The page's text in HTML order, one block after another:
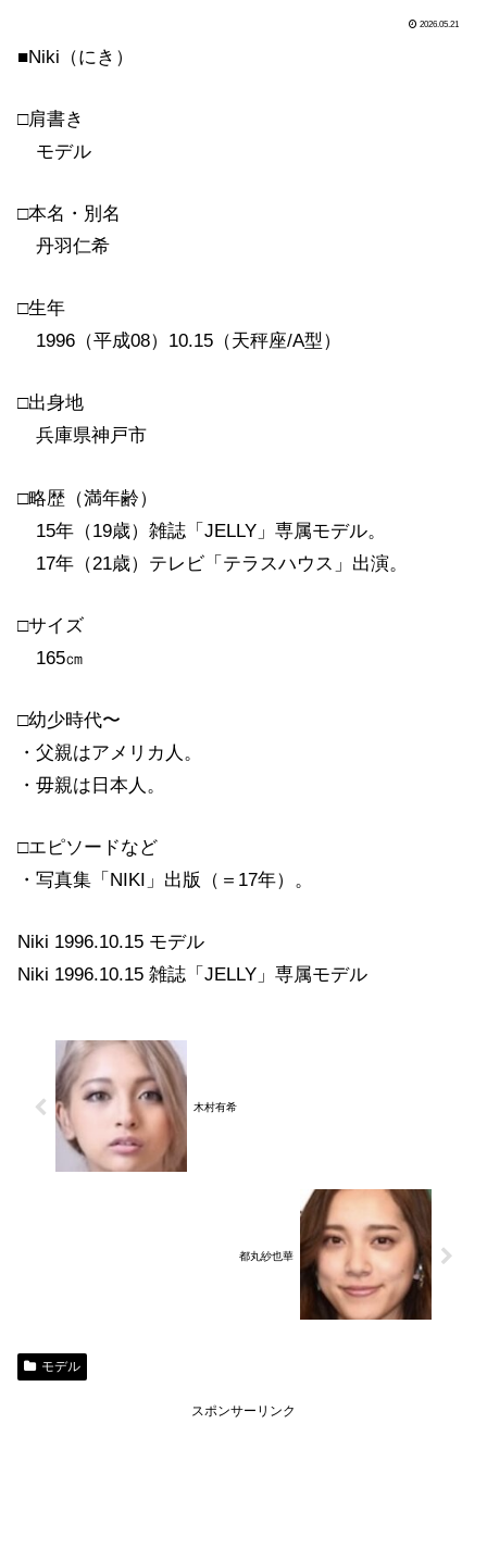
2026.05.21
■Niki（にき）
□肩書き
モデル
□本名・別名
丹羽仁希
□生年
1996（平成08）10.15（天秤座/A型）
□出身地
兵庫県神戸市
□略歴（満年齢）
15年（19歳）雑誌「JELLY」専属モデル。
17年（21歳）テレビ「テラスハウス」出演。
□サイズ
165㎝
□幼少時代〜
・父親はアメリカ人。
・毋親は日本人。
□エピソードなど
・写真集「NIKI」出版（＝17年）。
Niki 1996.10.15 モデル
Niki 1996.10.15 雑誌「JELLY」専属モデル
木村有希
都丸紗也華
モデル
スポンサーリンク